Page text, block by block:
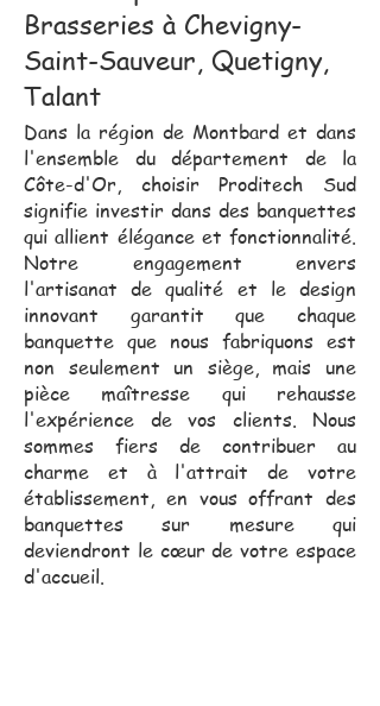
Brasseries à Chevigny-
Saint-Sauveur, Quetigny,
Talant
Dans la région de Montbard et dans
l'ensemble du département de la
Côte-d'Or, choisir Proditech Sud
signifie investir dans des banquettes
qui allient élégance et fonctionnalité.
Notre engagement envers
l'artisanat de qualité et le design
innovant garantit que chaque
banquette que nous fabriquons est
non seulement un siège, mais une
pièce maîtresse qui rehausse
l'expérience de vos clients. Nous
sommes fiers de contribuer au
charme et à l'attrait de votre
établissement, en vous offrant des
banquettes sur mesure qui
deviendront le cœur de votre espace
d'accueil.